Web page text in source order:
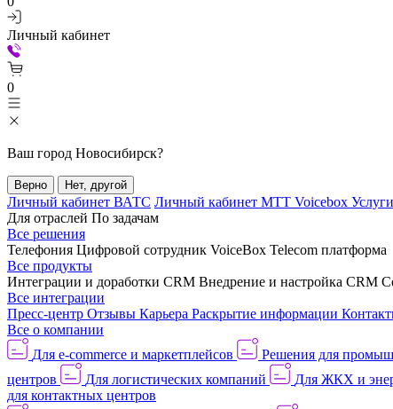
Личный кабинет
0
Ваш город Новосибирск?
Верно Нет, другой
Личный кабинет ВАТС Личный кабинет МТТ Voicebox
Для отраслей По задачам
Все решения
Телефония Цифровой сотрудник VoiceBox Telecom платформа
Все продукты
Интеграции и доработки CRM Внедрение и настройка CRM
Все интеграции
Пресс-центр Отзывы Карьера Раскрытие информации
Все о компании
Для e-commerce и маркетплейсов
Решения для
центров
Для логистических компаний Для ЖКХ и
для контактных центров